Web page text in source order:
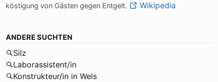
kö­sti­gung von Gä­sten ge­gen Ent­gelt.
Wikipedia
ANDERE SUCHTEN
Silz
Laborassistent/in
Konstrukteur/in in Wels